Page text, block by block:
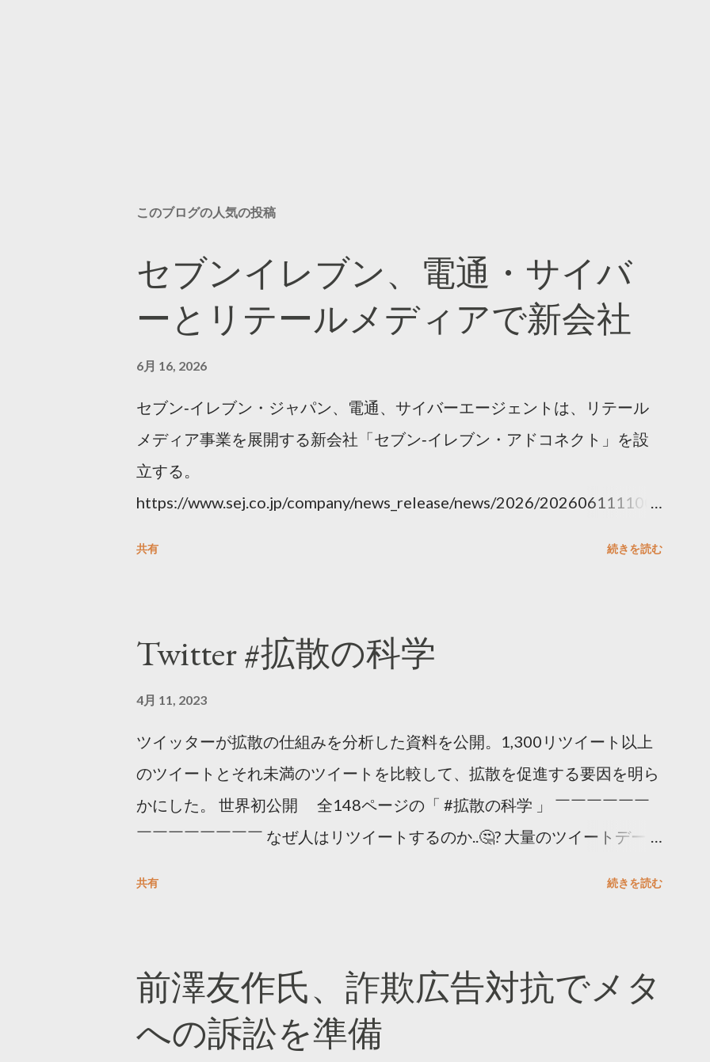
このブログの人気の投稿
セブンイレブン、電通・サイバ
ーとリテールメディアで新会社
6月 16, 2026
セブン‐イレブン・ジャパン、電通、サイバーエージェントは、リテール
メディア事業を展開する新会社「セブン‐イレブン・アドコネクト」を設
立する。
https://www.sej.co.jp/company/news_release/news/2026/202606111100.
共有 続きを読む
Twitter #拡散の科学
4月 11, 2023
ツイッターが拡散の仕組みを分析した資料を公開。1,300リツイート以上
のツイートとそれ未満のツイートを比較して、拡散を促進する要因を明ら
かにした。 世界初公開 全148ページの「 #拡散の科学 」 ￣￣￣￣￣￣
￣￣￣￣￣￣￣￣ なぜ人はリツイートするのか..🤔? 大量のツイートデータ
https://marketing.twitter.com/ja/insights/kakusan
共有 続きを読む
前澤友作氏、詐欺広告対抗でメタ
への訴訟を準備